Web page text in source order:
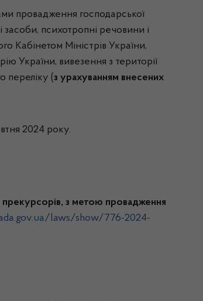
провадження господарської
психотропні речовини і
Кабінетом Міністрів України,
України, вивезення з території
переліку (з урахуванням внесених
2024 року.
прекурсорів, з метою провадження
laws/show/776-2024-